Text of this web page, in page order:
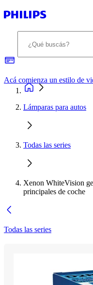
Lámparas para autos
Todas las series
Xenon WhiteVision
principales de coche
Todas las series